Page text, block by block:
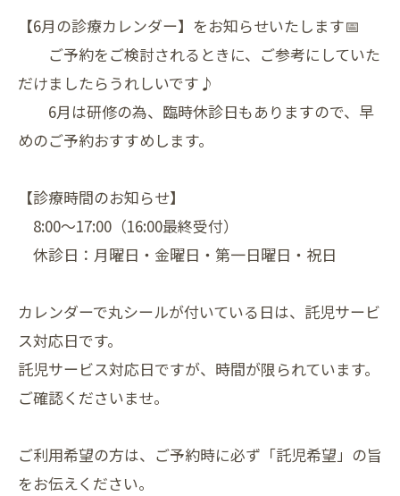
【6月の診療カレンダー】をお知らせいたします📅
ご予約をご検討されるときに、ご参考にしていた
だけましたらうれしいです♪
6月は研修の為、臨時休診日もありますので、早
めのご予約おすすめします。
【診療時間のお知らせ】
8:00〜17:00（16:00最終受付）
休診日：月曜日・金曜日・第一日曜日・祝日
カレンダーで丸シールが付いている日は、託児サービ
ス対応日です。
託児サービス対応日ですが、時間が限られています。
ご確認くださいませ。
ご利用希望の方は、ご予約時に必ず「託児希望」の旨
をお伝えください。